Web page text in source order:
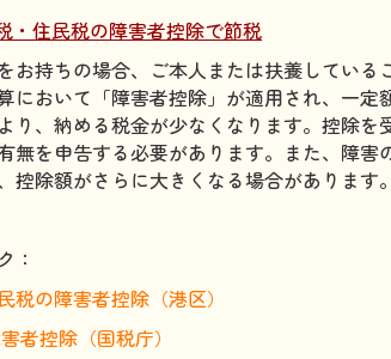
・住民税の障害者控除で節税
お持ちの場合、ご本人または扶養している
において「障害者控除」が適用され、一定
り、納める税金が少なくなります。控除を
無を申告する必要があります。また、障
控除額がさらに大きくなる場合があります。
：
税の障害者控除（港区）
者控除（国税庁）